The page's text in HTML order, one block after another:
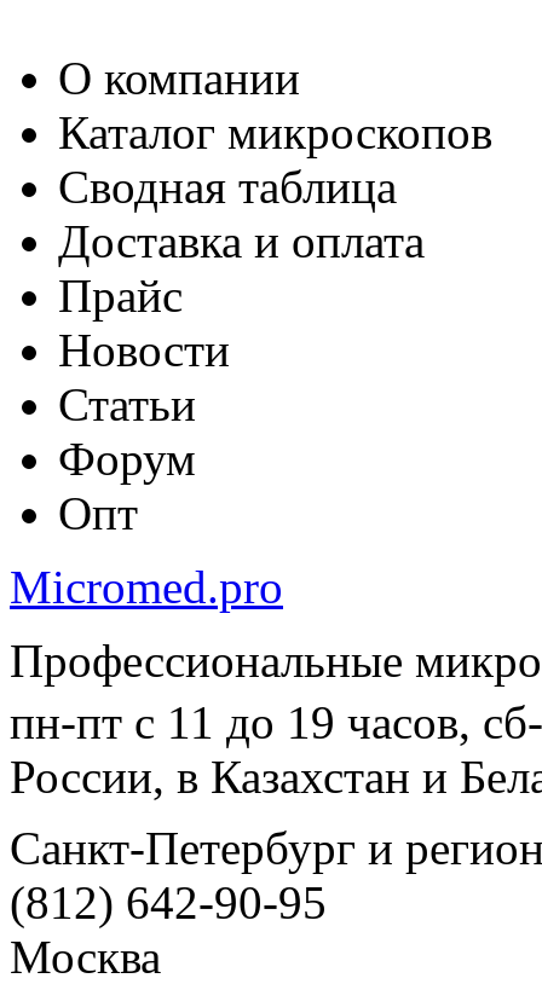
О компании
Каталог микроскопов
Сводная таблица
Доставка и оплата
Прайс
Новости
Статьи
Форум
Опт
Micromed.pro
Профессиональные
пн-пт с 11 до 19 часов,
России, в Казахстан и
Санкт-Петербург и
(812) 642-90-95
Москва